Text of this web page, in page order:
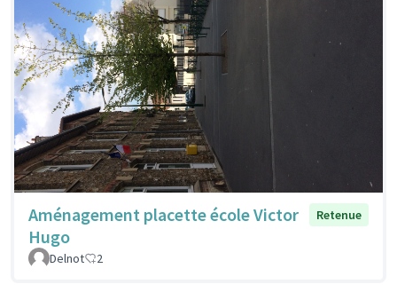
Aménagement placette école Victor
Hugo
Retenue
Delnot 2